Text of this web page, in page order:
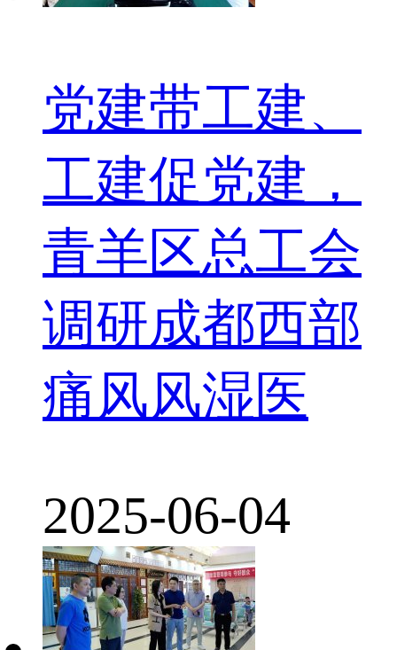
党建带工建、
工建促党建，
青羊区总工会
调研成都西部
痛风风湿医
2025-06-04